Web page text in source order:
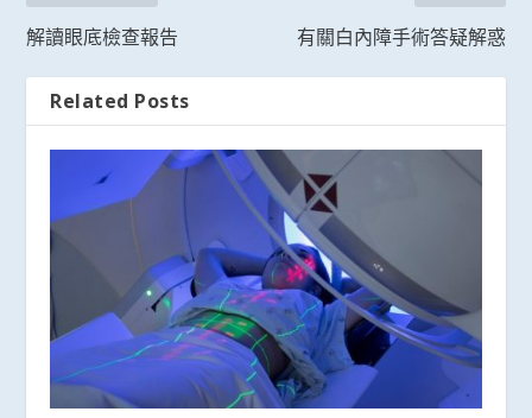
解讀眼底檢查報告 有關白內障手術答疑解惑
Related Posts